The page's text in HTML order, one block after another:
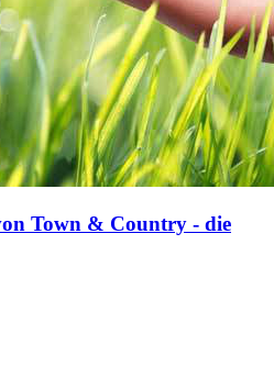
Town & Country - die